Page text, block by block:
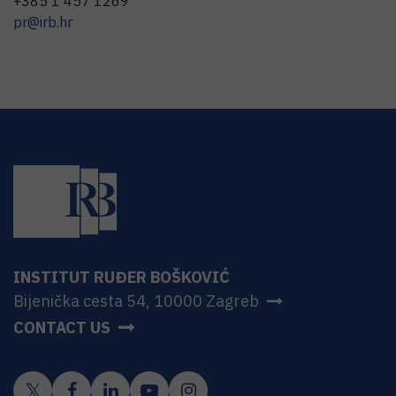
pr@irb.hr
INSTITUT RUĐER BOŠKOVIĆ
Bijenička cesta 54, 10000 Zagreb
CONTACT US